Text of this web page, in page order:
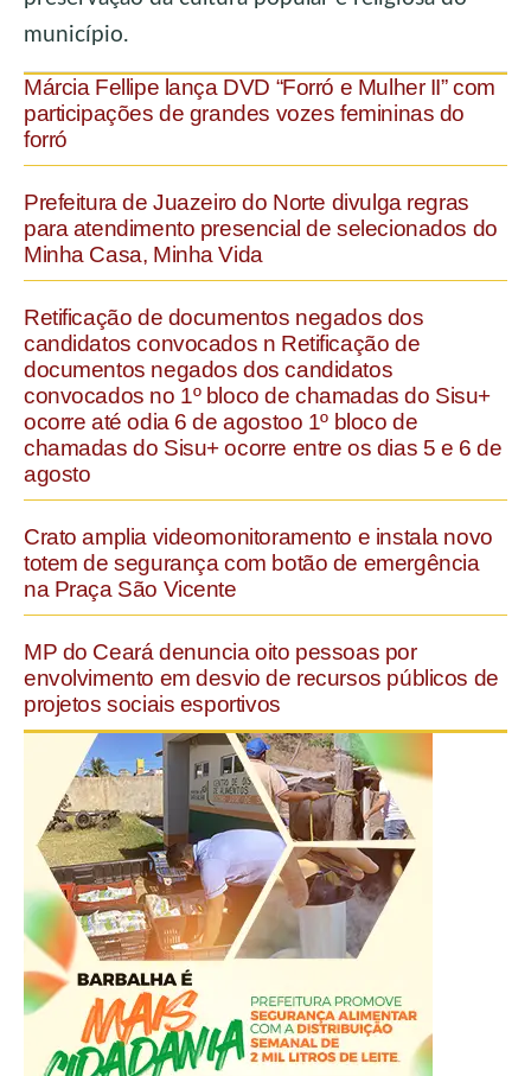
município.
Márcia Fellipe lança DVD “Forró e Mulher II” com
participações de grandes vozes femininas do
forró
Prefeitura de Juazeiro do Norte divulga regras
para atendimento presencial de selecionados do
Minha Casa, Minha Vida
Retificação de documentos negados dos
candidatos convocados n Retificação de
documentos negados dos candidatos
convocados no 1º bloco de chamadas do Sisu+
ocorre até odia 6 de agostoo 1º bloco de
chamadas do Sisu+ ocorre entre os dias 5 e 6 de
agosto
Crato amplia videomonitoramento e instala novo
totem de segurança com botão de emergência
na Praça São Vicente
MP do Ceará denuncia oito pessoas por
envolvimento em desvio de recursos públicos de
projetos sociais esportivos